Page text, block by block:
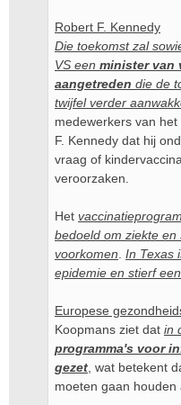
Robert F. Kennedy
Die toekomst zal
VS een minister van
aangetreden die de
twijfel verder
medewerkers van
F. Kennedy dat hij
vraag of
veroorzaken.
Het
bedoeld om ziekte
voorkomen In Texas
epidemie en stierf
Europese
Koopmans ziet dat in
programma's voor
gezet , wat betekent
moeten gaan houden